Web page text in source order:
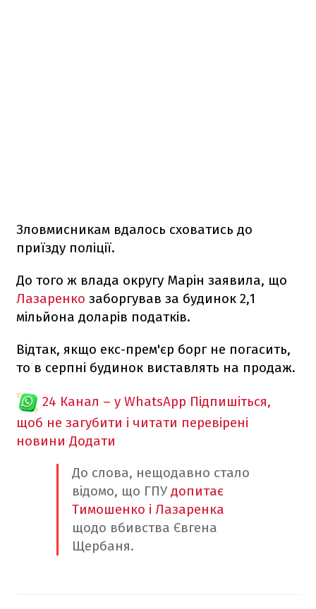
Зловмисникам вдалось сховатись до
приїзду поліції.
До того ж влада округу Марін заявила, що
Лазаренко заборгував за будинок 2,1
мільйона доларів податків.
Відтак, якщо екс-прем'єр борг не погасить,
то в серпні будинок виставлять на продаж.
24 Канал – у WhatsApp Підпишіться,
щоб не загубити і читати перевірені
новини Додати
До слова, нещодавно стало
відомо, що ГПУдопитає
Тимошенко і Лазаренка
щодо вбивства Євгена
Щербаня.